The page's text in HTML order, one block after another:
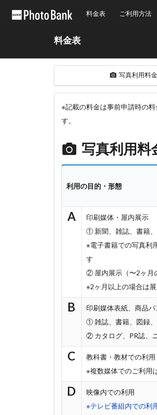
料金表 ご利用方法
料金表
写真利用料金
※記載の料金は事前申請時の
す。
写真利用料
利用の目的・形態
A
印刷媒体・屋内展示
① 新聞、雑誌、書籍
※電子書籍での写真利
す
② 屋内展示（〜2ヶ月
※2ヶ月以上の場合は
B
印刷媒体表紙、商品
① 雑誌、書籍、図録
② カタログ、PR誌、
C
教科書・教材での利用
※複数媒体でのご利用
D
映像内での利用
※テレビ番組内での利